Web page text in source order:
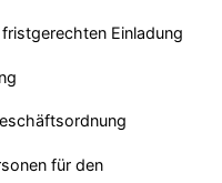
Einladung
für den